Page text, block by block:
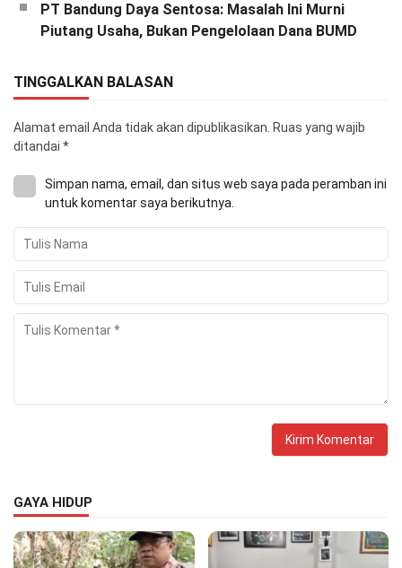
PT Bandung Daya Sentosa: Masalah Ini Murni
Piutang Usaha, Bukan Pengelolaan Dana BUMD
TINGGALKAN BALASAN
Alamat email Anda tidak akan dipublikasikan. Ruas yang wajib
ditandai *
Simpan nama, email, dan situs web saya pada peramban ini
untuk komentar saya berikutnya.
GAYA HIDUP